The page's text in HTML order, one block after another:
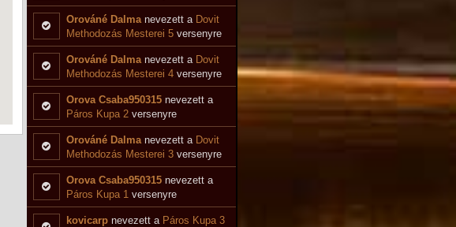
Orováné Dalma nevezett a Dovit
Methodozás Mesterei 5versenyre
Orováné Dalma nevezett a Dovit
Methodozás Mesterei 4 versenyre
Orova Csaba950315nevezett a
Páros Kupa 2versenyre
Orováné Dalma nevezett a Dovit
Methodozás Mesterei 3versenyre
Orova Csaba950315nevezett a
Páros Kupa 1versenyre
kovicarpnevezett a Páros Kupa 3